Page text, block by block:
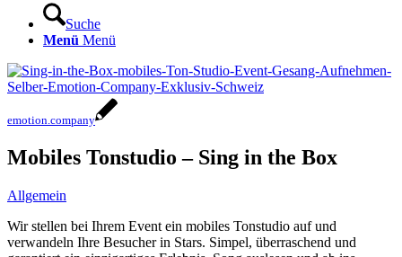
Suche
Menü Menü
emotion.company
Mobiles Tonstudio – Sing in the Box
Allgemein
Wir stellen bei Ihrem Event ein mobiles Tonstudio auf und
verwandeln Ihre Besucher in Stars. Simpel, überraschend und